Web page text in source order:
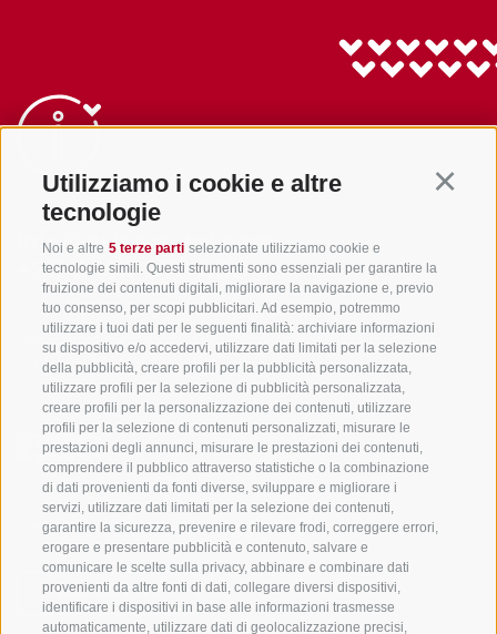
Utilizziamo i cookie e altre
tecnologie
Noi e altre 5 terze parti selezionate utilizziamo cookie e
tecnologie simili. Questi strumenti sono essenziali per garantire la
fruizione dei contenuti digitali, migliorare la navigazione e, previo
tuo consenso, per scopi pubblicitari. Ad esempio, potremmo
utilizzare i tuoi dati per le seguenti finalità: archiviare informazioni
su dispositivo e/o accedervi, utilizzare dati limitati per la selezione
della pubblicità, creare profili per la pubblicità personalizzata,
utilizzare profili per la selezione di pubblicità personalizzata,
creare profili per la personalizzazione dei contenuti, utilizzare
profili per la selezione di contenuti personalizzati, misurare le
prestazioni degli annunci, misurare le prestazioni dei contenuti,
comprendere il pubblico attraverso statistiche o la combinazione
di dati provenienti da fonti diverse, sviluppare e migliorare i
servizi, utilizzare dati limitati per la selezione dei contenuti,
garantire la sicurezza, prevenire e rilevare frodi, correggere errori,
erogare e presentare pubblicità e contenuto, salvare e
comunicare le scelte sulla privacy, abbinare e combinare dati
provenienti da altre fonti di dati, collegare diversi dispositivi,
identificare i dispositivi in base alle informazioni trasmesse
automaticamente, utilizzare dati di geolocalizzazione precisi,
info@gsieser-tal.com
+39 0474 978 436
Soc. coop. turistica Val Casies-Monguelfo-Tesido in Alto Adige
S. Martino 10a I-39030 Val Casies
Sempre informati e aggiornati!
NEWSLETTER